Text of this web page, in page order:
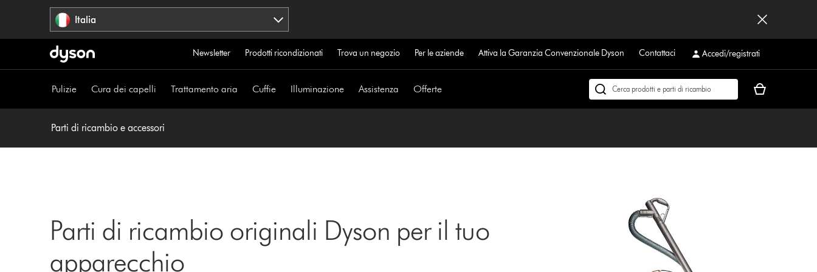
Italia
Newsletter Prodotti ricondizionati Trova un negozio Per le aziende Attiva la Garanzia Convenzionale Dyson Contattaci Accedi/registrati
Pulizie Cura dei capelli Trattamento aria Cuffie Illuminazione Assistenza Offerte
Cerca
Il
Parti di ricambio e accessori
Parti di ricambio originali Dyson per il tuo
apparecchio